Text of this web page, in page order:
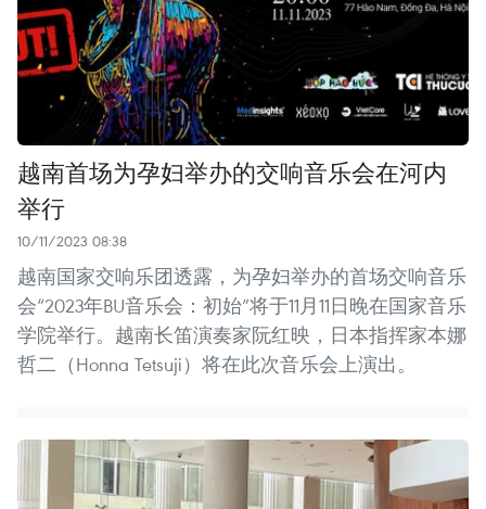
越南首场为孕妇举办的交响音乐会在河内
举行
10/11/2023 08:38
越南国家交响乐团透露，为孕妇举办的首场交响音乐
会“2023年BU音乐会：初始”将于11月11日晚在国家音乐
学院举行。越南长笛演奏家阮红映，日本指挥家本娜
哲二（Honna Tetsuji）将在此次音乐会上演出。